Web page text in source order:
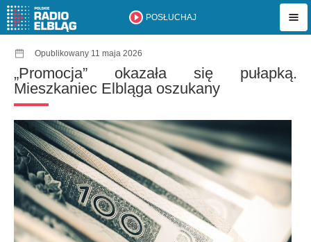
POSŁUCHAJ
Opublikowany 11 maja 2026
„Promocja” okazała się pułapką.
Mieszkaniec Elbląga oszukany